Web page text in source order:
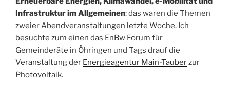
Infrastruktur im Allgemeinen: das waren die Themen
zweier Abendveranstaltungen letzte Woche. Ich
besuchte zum einen das EnBw Forum für
Gemeinderäte in Öhringen und Tags drauf die
Veranstaltung der Energieagentur Main-Tauberzur
Photovoltaik.